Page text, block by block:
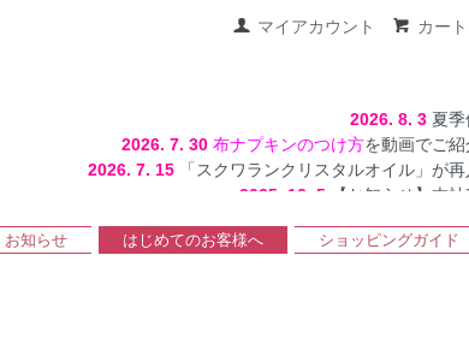
マイアカウント カート
2026. 8. 3 夏
2026. 7. 30 布ナプキンのつけ方を動画でご紹
2026. 7. 15
「スクワランクリスタルオイル」が再
2025. 12. 5
【お知らせ】本
お知らせ はじめてのお客様へ ショッピングガイド